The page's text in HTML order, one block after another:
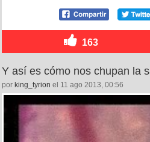
163
Y así es cómo nos chupan la
por king_tyrion el 11 ago 2013, 00:56